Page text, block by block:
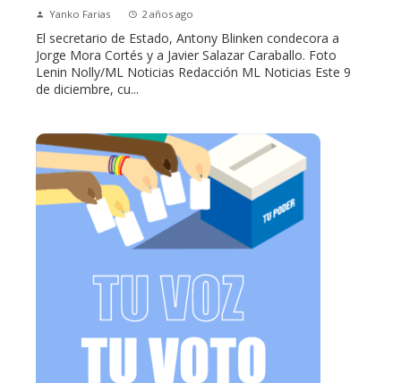
Yanko Farias 2 años ago
El secretario de Estado, Antony Blinken condecora a
Jorge Mora Cortés y a Javier Salazar Caraballo. Foto
Lenin Nolly/ML Noticias Redacción ML Noticias Este 9
de diciembre, cu...